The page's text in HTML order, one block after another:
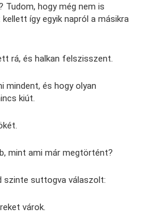
Tudom, hogy még nem is
így egyik napról a másikra
rá, és halkan felszisszent.
mindent, és hogy olyan
kiút.
mint ami már megtörtént?
szinte suttogva válaszolt:
várok.